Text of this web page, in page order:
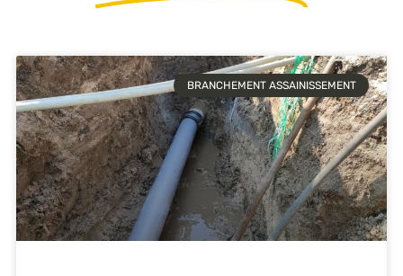
BRANCHEMENT ASSAINISSEMENT